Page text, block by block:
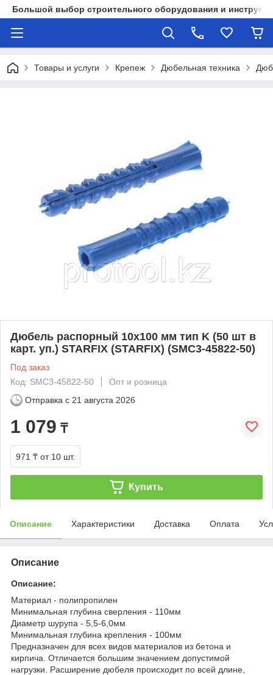
Большой выбор строительного оборудования и
Товары и услуги Крепеж Дюбельная техника
Дюбель распорный 10х100 мм тип K (50 шт в
карт. уп.) STARFIX (STARFIX) (SMC3-45822-50)
Под заказ
Код: SMC3-45822-50
Опт и розница
Отправка с 21 августа 2026
1 079 ₸
971 ₸ от 10 шт.
Купить
Описание Характеристики Доставка Оплата
Описание
Описание:
Материал - полипропилен
Минимальная глубина сверления - 110мм
Диаметр шурупа - 5,5-6,0мм
Минимальная глубина крепления - 100мм
Предназначен для всех видов материалов из бетона и
кирпича. Отличается большим значением допустимой
нагрузки. Расширение дюбеля происходит по всей длине,